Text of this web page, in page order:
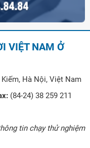
VIỆT NAM Ở
Hà Nội, Việt Nam
(84-24) 38 259 211
tin chạy thử nghiệm